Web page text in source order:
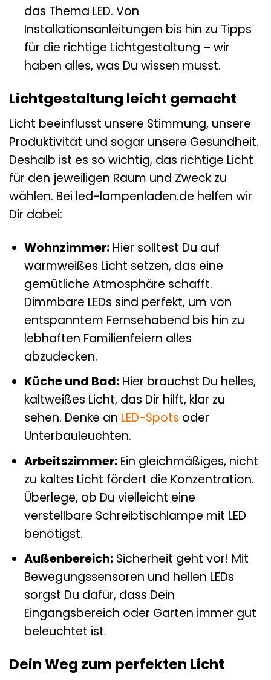
das Thema LED. Von
Installationsanleitungen bis hin zu Tipps
für die richtige Lichtgestaltung – wir
haben alles, was Du wissen musst.
Lichtgestaltung leicht gemacht
Licht beeinflusst unsere Stimmung, unsere
Produktivität und sogar unsere Gesundheit.
Deshalb ist es so wichtig, das richtige Licht
für den jeweiligen Raum und Zweck zu
wählen. Bei led-lampenladen.de helfen wir
Dir dabei:
Wohnzimmer:Hier solltest Du auf
warmweißes Licht setzen, das eine
gemütliche Atmosphäre schafft.
Dimmbare LEDs sind perfekt, um von
entspanntem Fernsehabend bis hin zu
lebhaften Familienfeiern alles
abzudecken.
Küche und Bad:Hier brauchst Du helles,
kaltweißes Licht, das Dir hilft, klar zu
sehen. Denke an LED-Spots oder
Unterbauleuchten.
Arbeitszimmer:Ein gleichmäßiges, nicht
zu kaltes Licht fördert die Konzentration.
Überlege, ob Du vielleicht eine
verstellbare Schreibtischlampe mit LED
benötigst.
Außenbereich:Sicherheit geht vor! Mit
Bewegungssensoren und hellen LEDs
sorgst Du dafür, dass Dein
Eingangsbereich oder Garten immer gut
beleuchtet ist.
Dein Weg zum perfekten Licht